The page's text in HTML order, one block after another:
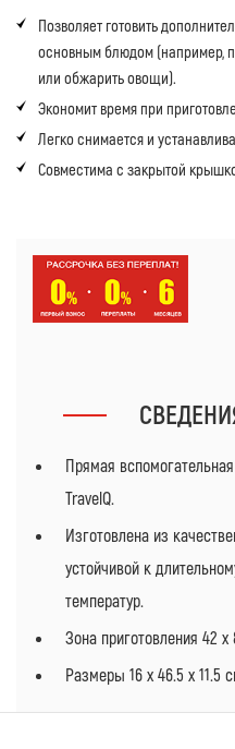
Позволяет готовить
основным блюдом (например,
или обжарить овощи).
Экономит время при
Легко снимается и
Совместима с закрытой
Прямая
TravelQ.
Изготовлена из
устойчивой к
температур.
Зона приготовления 42 х
Размеры 16 х 46.5 х 11.5